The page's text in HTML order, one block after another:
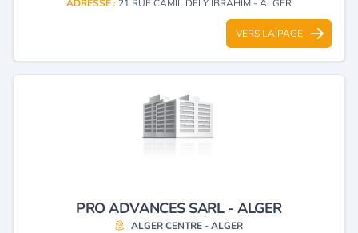
ADRESSE : 21 RUE CAMIL DELY IBRAHIM - ALGER
VERS LA PAGE
PRO ADVANCES SARL - ALGER
ALGER CENTRE - ALGER